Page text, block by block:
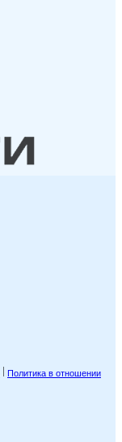
Политика в отношении